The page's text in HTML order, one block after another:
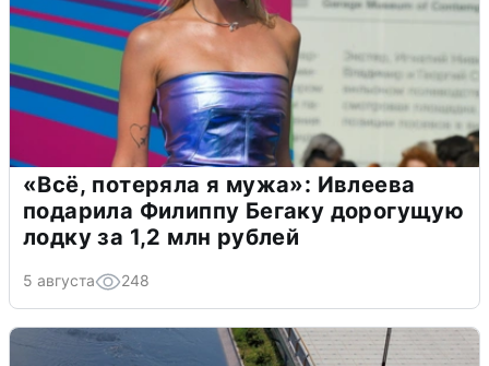
«Всё, потеряла я мужа»: Ивлеева
подарила Филиппу Бегаку дорогущую
лодку за 1,2 млн рублей
5 августа 248